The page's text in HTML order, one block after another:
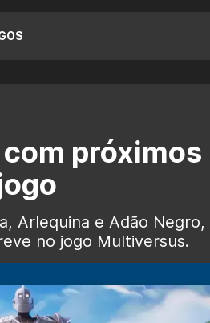
próximos
Arlequina e Adão Negro,
no jogo Multiversus.